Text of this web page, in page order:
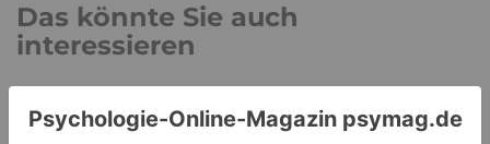
Das könnte Sie auch
interessieren